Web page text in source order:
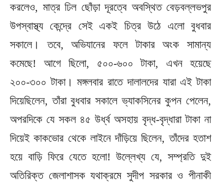
করলেও, মাত্র ঢিল ছোঁড়া দূরত্বে অবস্থিত বেড়বল্লভপুর
উপস্বাস্থ্য কেন্দ্রে সেই একই চিত্র উঠে এলো বুধবার
সকালে। তবে, অভিযানের ফলে টাকার অংক সামান্য
কমেছে! আগে ছিলো, ৫০০-৬০০ টাকা, এখন হয়েছে
২০০-৩০০ টাকা। মঙ্গলবার রাতে দালালদের যারা এই টাকা
দিয়েছিলেন, তাঁরা বুধবার সকালে ভ্যাকসিনের কুপন পেলেন,
অপরদিকে যে সকল ৪৫ উর্ধ্ব অসহায় বৃদ্ধ-বৃদ্ধারা টাকা না
দিয়েই কাকভোর থেকে লাইনে দাঁড়িয়ে ছিলেন, তাঁদের হতাশ
হয়ে বাড়ি ফিরে যেতে হলো! উল্লেখ্য যে, সম্প্রতি দুই
অতিরিক্ত জেলাশাসক যথাক্রমে সুদীপ সরকার ও পীনাকী